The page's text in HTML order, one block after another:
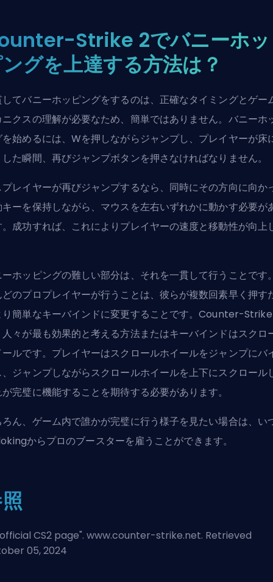
Strike 2でバニーホッ
グを上達する方法は？
てバニーホッピングをするのは、正確なタイミングとゲー
クスの理解が必要なため、簡単ではありません。バニーホ
始めるには、Wを押しながらジャンプし、プレイヤーが床
た瞬間、再びジャンプボタンを押さなければなりません。
レイヤーが再びジャンプするなら、同時にその方向に向か
ーを保持しながら、マウスを左右いずれかに動かす必要が
成功すれば、これによりプレイヤーの速度と移動性が向上
ホッピングの難しい部分は、それを一貫して行うことです
のプロプレイヤーが行うことは、彼らが複数回素早く押す
簡単なキーバインドに変更することです。Counter-
々が最も効果的と考える方法またはキーバインドはスクロ
ルです。プレイヤーはスクロールホイールをジャンプにバ
ジャンプしながらスクロールホイールを上下にスクロール
完璧に機能することを期待する必要があります。
ん、ゲーム内で誰かが完璧に行う様子を見たい場合は、い
からプロのブースターを雇う ことができます。
official CS2 page". www.counter-strike.net. Retrieved
05, 2024